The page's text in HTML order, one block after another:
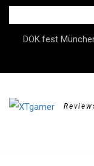
Skip
contentDOK.fest